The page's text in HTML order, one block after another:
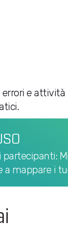
e attività
partecipanti:
a mappare i